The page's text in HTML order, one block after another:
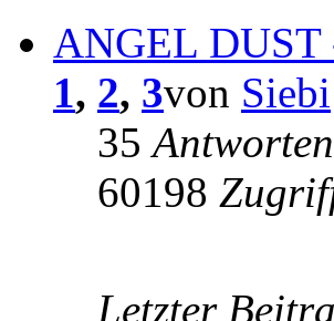
ANGEL DUST
1, 2, 3von Siebi
35Antworten
60198
Letzter